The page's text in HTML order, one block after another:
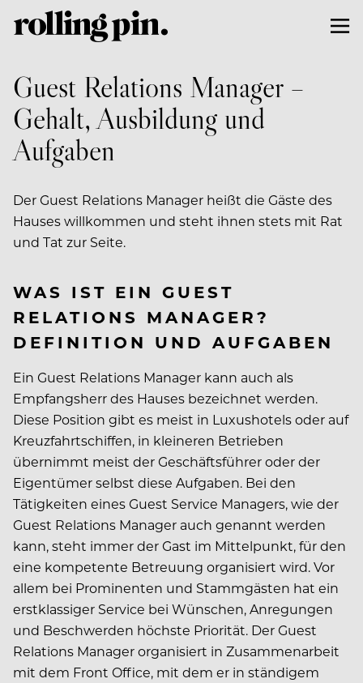
Guest Relations Manager –
Gehalt, Ausbildung und
Aufgaben
Der Guest Relations Manager heißt die Gäste des
Hauses willkommen und steht ihnen stets mit Rat
und Tat zur Seite.
WAS IST EIN GUEST
RELATIONS MANAGER?
DEFINITION UND AUFGABEN
Ein Guest Relations Manager kann auch als
Empfangsherr des Hauses bezeichnet werden.
Diese Position gibt es meist in Luxushotels oder auf
Kreuzfahrtschiffen, in kleineren Betrieben
übernimmt meist der Geschäftsführer oder der
Eigentümer selbst diese Aufgaben. Bei den
Tätigkeiten eines Guest Service Managers, wie der
Guest Relations Manager auch genannt werden
kann, steht immer der Gast im Mittelpunkt, für den
eine kompetente Betreuung organisiert wird. Vor
allem bei Prominenten und Stammgästen hat ein
erstklassiger Service bei Wünschen, Anregungen
und Beschwerden höchste Priorität. Der Guest
Relations Manager organisiert in Zusammenarbeit
mit dem Front Office, mit dem er in ständigem